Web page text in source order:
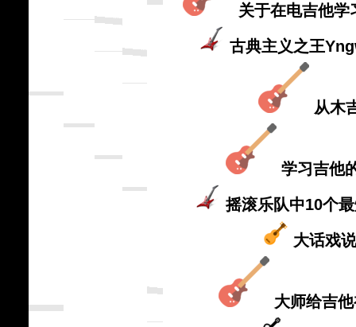
关于在电吉他
古典主义之王
从木
学习吉他
摇滚乐队中10个
大话戏
大师给吉